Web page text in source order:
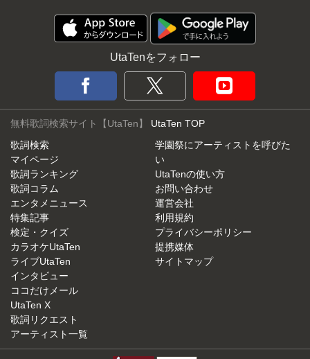
UtaTenをフォロー
無料歌詞検索サイト【UtaTen】 UtaTen TOP
歌詞検索
マイページ
歌詞ランキング
歌詞コラム
エンタメニュース
特集記事
検定・クイズ
カラオケUtaTen
ライブUtaTen
インタビュー
ココだけメール
UtaTen X
歌詞リクエスト
アーティスト一覧
学園祭にアーティストを呼びた
い
UtaTenの使い方
お問い合わせ
運営会社
利用規約
プライバシーポリシー
提携媒体
サイトマップ